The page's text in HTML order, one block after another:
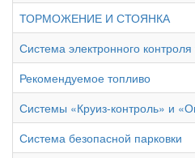
ТОРМОЖЕНИЕ И СТОЯНКА
Система электронного контроля
Рекомендуемое топливо
Системы «Круиз-контроль» и
Система безопасной парковки